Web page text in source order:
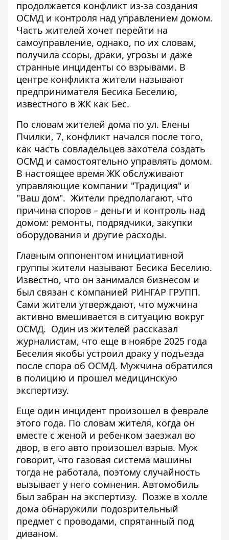
продолжается конфликт из-за создания
ОСМД и контроля над управлением домом.
Часть жителей хочет перейти на
самоуправление, однако, по их словам,
получила ссоры, драки, угрозы и даже
странные инциденты со взрывами. В
центре конфликта жители называют
предпринимателя Бесика Беселию,
известного в ЖК как Бес.
По словам жителей дома по ул. Елены
Пчилки, 7, конфликт начался после того,
как часть совладельцев захотела создать
ОСМД и самостоятельно управлять домом.
В настоящее время ЖК обслуживают
управляющие компании "Традиция" и
"Ваш дом". Жители предполагают, что
причина споров – деньги и контроль над
домом: ремонты, подрядчики, закупки
оборудования и другие расходы.
Главным оппонентом инициативной
группы жители называют Бесика Беселию.
Известно, что он занимался бизнесом и
был связан с компанией РИНГАР ГРУПП.
Сами жители утверждают, что мужчина
активно вмешивается в ситуацию вокруг
ОСМД. Один из жителей рассказал
журналистам, что еще в ноябре 2025 года
Беселия якобы устроил драку у подъезда
после спора об ОСМД. Мужчина обратился
в полицию и прошел медицинскую
экспертизу.
Еще один инцидент произошел в феврале
этого года. По словам жителя, когда он
вместе с женой и ребенком заезжал во
двор, в его авто произошел взрыв. Муж
говорит, что газовая система машины
тогда не работала, поэтому случайность
вызывает у него сомнения. Автомобиль
был забран на экспертизу. Позже в холле
дома обнаружили подозрительный
предмет с проводами, спрятанный под
диваном.